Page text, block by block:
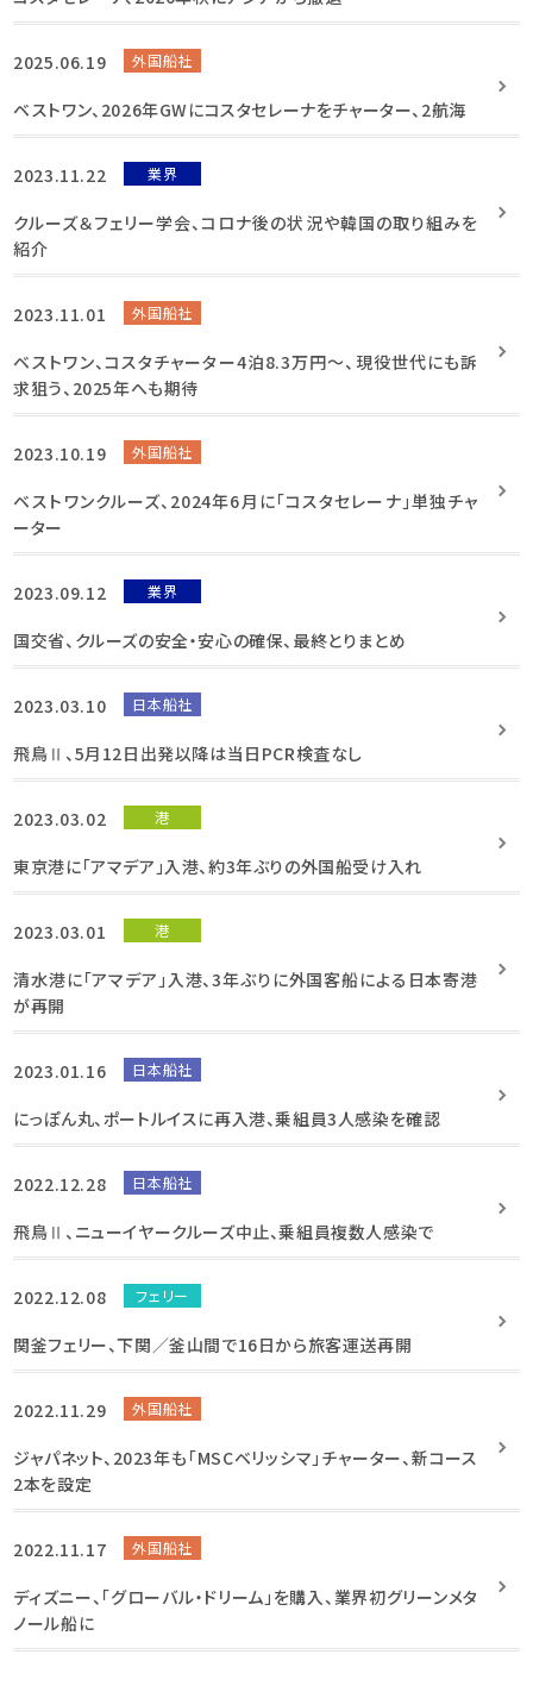
2025.06.19 外国船社
ベストワン、2026年GWにコスタセレーナをチャーター、2航海
2023.11.22 業界
クルーズ＆フェリー学会、コロナ後の状況や韓国の取り組みを
紹介
2023.11.01 外国船社
ベストワン、コスタチャーター4泊8.3万円～、現役世代にも訴
求狙う、2025年へも期待
2023.10.19 外国船社
ベストワンクルーズ、2024年6月に「コスタセレーナ」単独チャ
ーター
2023.09.12 業界
国交省、クルーズの安全・安心の確保、最終とりまとめ
2023.03.10 日本船社
飛鳥Ⅱ、5月12日出発以降は当日PCR検査なし
2023.03.02 港
東京港に「アマデア」入港、約3年ぶりの外国船受け入れ
2023.03.01 港
清水港に「アマデア」入港、3年ぶりに外国客船による日本寄港
が再開
2023.01.16 日本船社
にっぽん丸、ポートルイスに再入港、乗組員3人感染を確認
2022.12.28 日本船社
飛鳥Ⅱ、ニューイヤークルーズ中止、乗組員複数人感染で
2022.12.08 フェリー
関釜フェリー、下関／釜山間で16日から旅客運送再開
2022.11.29 外国船社
ジャパネット、2023年も「MSCベリッシマ」チャーター、新コース
2本を設定
2022.11.17 外国船社
ディズニー、「グローバル・ドリーム」を購入、業界初グリーンメタ
ノール船に